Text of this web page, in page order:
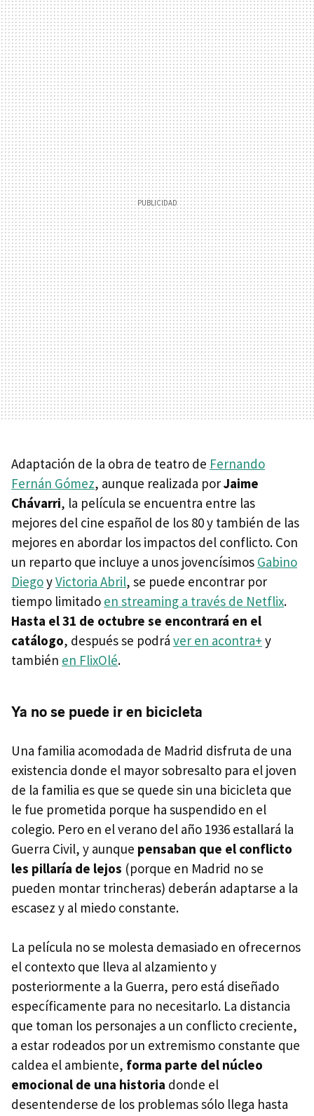
Adaptación de la obra de teatro de Fernando
Fernán Gómez, aunque realizada porJaime
Chávarri, la película se encuentra entre las
mejores del cine español de los 80 y también de las
mejores en abordar los impactos del conflicto. Con
un reparto que incluye a unos jovencísimos Gabino
DiegoyVictoria Abril, se puede encontrar por
tiempo limitado en streaming a través de Netflix.
Hasta el 31 de octubre se encontrará en el
catálogo, después se podrá ver en acontra+ y
también en FlixOlé.
Ya no se puede ir en bicicleta
Una familia acomodada de Madrid disfruta de una
existencia donde el mayor sobresalto para el joven
de la familia es que se quede sin una bicicleta que
le fue prometida porque ha suspendido en el
colegio. Pero en el verano del año 1936 estallará la
Guerra Civil, y aunque pensaban que el conflicto
les pillaría de lejos (porque en Madrid no se
pueden montar trincheras) deberán adaptarse a la
escasez y al miedo constante.
La película no se molesta demasiado en ofrecernos
el contexto que lleva al alzamiento y
posteriormente a la Guerra, pero está diseñado
específicamente para no necesitarlo. La distancia
que toman los personajes a un conflicto creciente,
a estar rodeados por un extremismo constante que
caldea el ambiente, forma parte del núcleo
emocional de una historia donde el
desentenderse de los problemas sólo llega hasta